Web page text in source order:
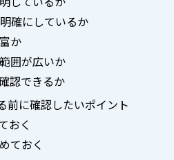
確にしているか
か
囲が広いか
認できるか
前に確認したいポイント
おく
ておく